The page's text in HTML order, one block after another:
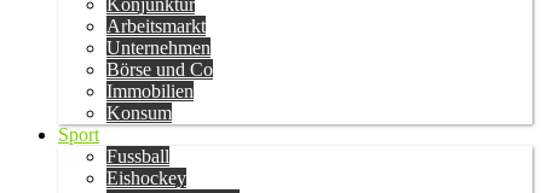
Konjunktur
Arbeitsmarkt
Unternehmen
Börse und Co
Immobilien
Konsum
Sport
Fussball
Eishockey